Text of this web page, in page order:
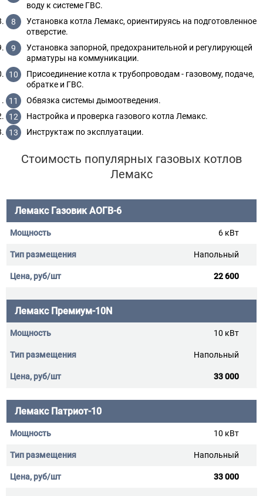
воду к системе ГВС.
Установка котла Лемакс, ориентируясь на подготовленное
отверстие.
Установка запорной, предохранительной и регулирующей
арматуры на коммуникации.
Присоединение котла к трубопроводам - газовому, подаче,
обратке и ГВС.
Обвязка системы дымоотведения.
Настройка и проверка газового котла Лемакс.
Инструктаж по эксплуатации.
Стоимость популярных газовых котлов
Лемакс
Лемакс Газовик АОГВ-6
6 кВт
Напольный
22 600
Лемакс Премиум-10N
10 кВт
Напольный
33 000
Лемакс Патриот-10
10 кВт
Напольный
33 000